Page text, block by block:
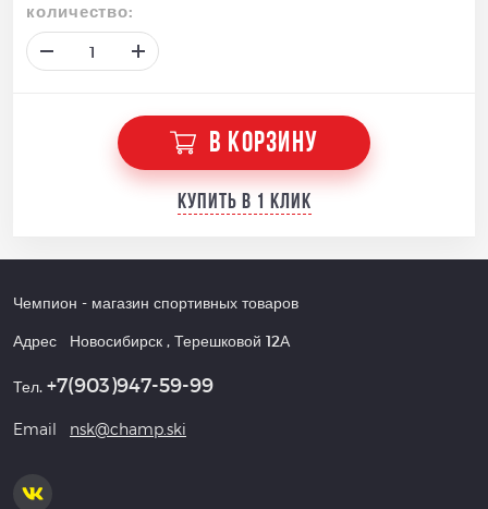
количество:
В КОРЗИНУ
Купить в 1 клик
Чемпион - магазин спортивных товаров
Адрес Новосибирск , Терешковой 12А
Тел. +7(903)947-59-99
Email nsk@champ.ski